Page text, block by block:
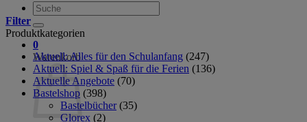
Suche
nach:
0
Warenkorb
Filter
Produktkategorien
Aktuell: Alles für den Schulanfang (247)
Aktuell: Spiel & Spaß für die Ferien (136)
Aktuelle Angebote (70)
Bastelshop (398)
Bastelbücher (35)
Glorex (2)